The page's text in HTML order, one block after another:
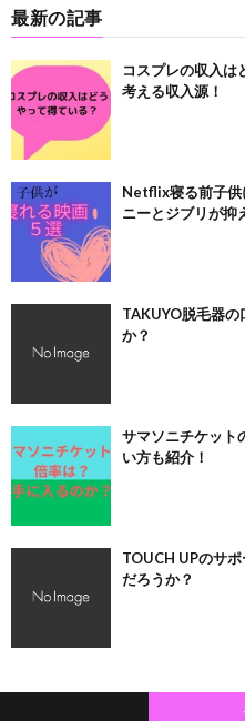
最新の記事
コスプレの収入は
考える収入源！
Netflix寝る前子供
ニーとジブリが抑
TAKUYO脱毛器
か？
サマソニチケット
い方も紹介！
TOUCH UPのサ
だろうか？